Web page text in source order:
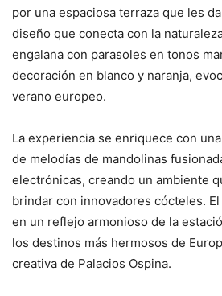
por una espaciosa terraza que les
diseño que conecta con la
engalana con parasoles en tonos
decoración en blanco y naranja,
verano europeo.
La experiencia se enriquece con
de melodías de mandolinas
electrónicas, creando un ambiente
brindar con innovadores cócteles.
en un reflejo armonioso de la
los destinos más hermosos de
creativa de Palacios Ospina.